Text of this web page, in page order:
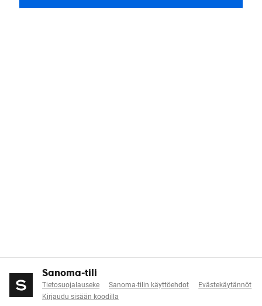
Sanoma-tili
Tietosuojalauseke Sanoma-tilin käyttöehdot
Evästekäytännöt
Kirjaudu sisään koodilla